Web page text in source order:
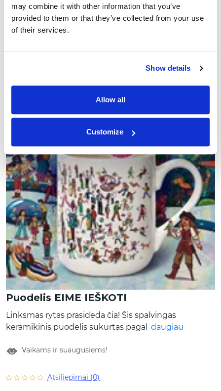
may combine it with other information that you’ve
provided to them or that they’ve collected from your use
of their services.
Show details
Allow all
Customize
Puodelis EIME IEŠKOTI
Linksmas rytas prasideda čia! Šis spalvingas
keramikinis puodelis sukurtas pagal mūsų
ieškoti“ iliustracijas. Priežiūra:
mikrobangų krosnelę.
daugiau
Vaikams ir suaugusiems!
Atsiliepimai (0)